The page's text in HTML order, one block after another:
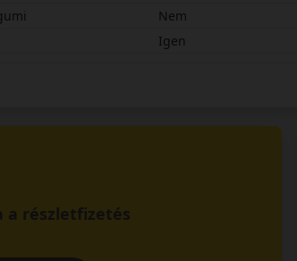
Nem
Igen
a részletfizetés